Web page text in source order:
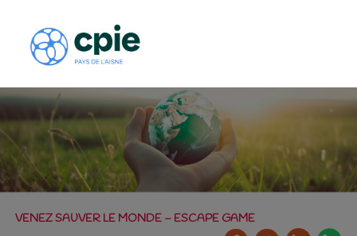
VENEZ SAUVER LE MONDE – ESCAPE GAME